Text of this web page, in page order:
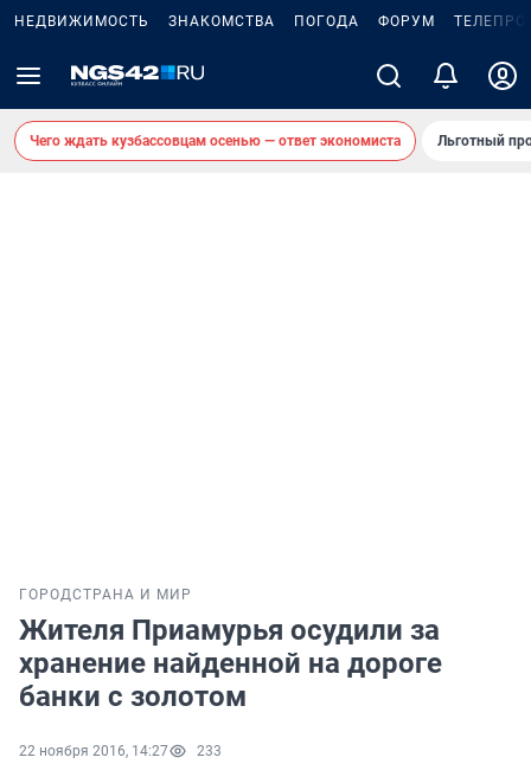
НЕДВИЖИМОСТЬ ЗНАКОМСТВА ПОГОДА ФОРУМ
Чего ждать кузбассовцам осенью — ответ экономиста Льготный
ГОРОДСТРАНА И МИР
Жителя Приамурья осудили за
хранение найденной на дороге
банки с золотом
22 ноября 2016, 14:27 233